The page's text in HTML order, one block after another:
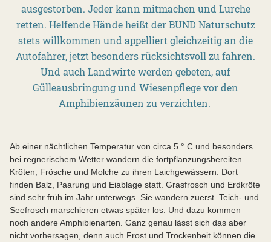
ausgestorben. Jeder kann mitmachen und Lurche
retten. Helfende Hände heißt der BUND Naturschutz
stets willkommen und appelliert gleichzeitig an die
Autofahrer, jetzt besonders rücksichtsvoll zu fahren.
Und auch Landwirte werden gebeten, auf
Gülleausbringung und Wiesenpflege vor den
Amphibienzäunen zu verzichten.
Ab einer nächtlichen Temperatur von circa 5 ° C und besonders
bei regnerischem Wetter wandern die fortpflanzungsbereiten
Kröten, Frösche und Molche zu ihren Laichgewässern. Dort
finden Balz, Paarung und Eiablage statt. Grasfrosch und Erdkröte
sind sehr früh im Jahr unterwegs. Sie wandern zuerst. Teich- und
Seefrosch marschieren etwas später los. Und dazu kommen
noch andere Amphibienarten. Ganz genau lässt sich das aber
nicht vorhersagen, denn auch Frost und Trockenheit können die